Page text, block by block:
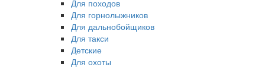
Для походов
Для горнолыжников
Для дальнобойщиков
Для такси
Детские
Для охоты